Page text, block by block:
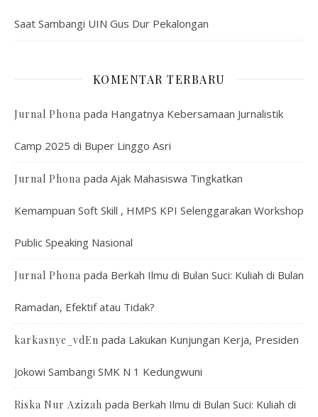
Saat Sambangi UIN Gus Dur Pekalongan
KOMENTAR TERBARU
Jurnal Phona pada Hangatnya Kebersamaan Jurnalistik
Camp 2025 di Buper Linggo Asri
Jurnal Phona pada Ajak Mahasiswa Tingkatkan
Kemampuan Soft Skill , HMPS KPI Selenggarakan Workshop
Public Speaking Nasional
Jurnal Phona pada Berkah Ilmu di Bulan Suci: Kuliah di Bulan
Ramadan, Efektif atau Tidak?
karkasnye_vdEn pada Lakukan Kunjungan Kerja, Presiden
Jokowi Sambangi SMK N 1 Kedungwuni
Riska Nur Azizah pada Berkah Ilmu di Bulan Suci: Kuliah di